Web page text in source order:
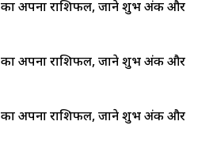
अपना राशिफल, जाने शुभ अंक और
अपना राशिफल, जाने शुभ अंक और
अपना राशिफल, जाने शुभ अंक और